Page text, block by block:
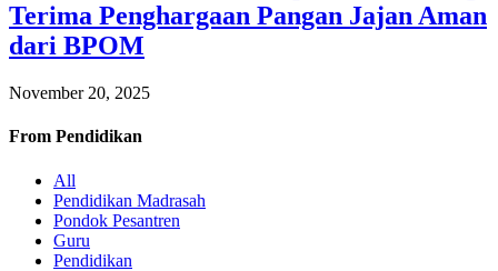
Terima Penghargaan Pangan Jajan Aman
dari BPOM
November 20, 2025
From Pendidikan
All
Pendidikan Madrasah
Pondok Pesantren
Guru
Pendidikan